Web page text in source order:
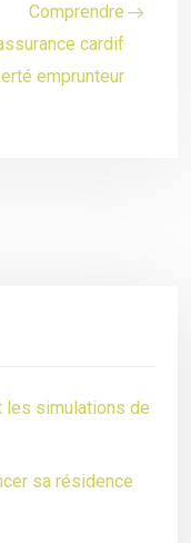
Comprendre
cardif
emprunteur
simulations de
sa résidence